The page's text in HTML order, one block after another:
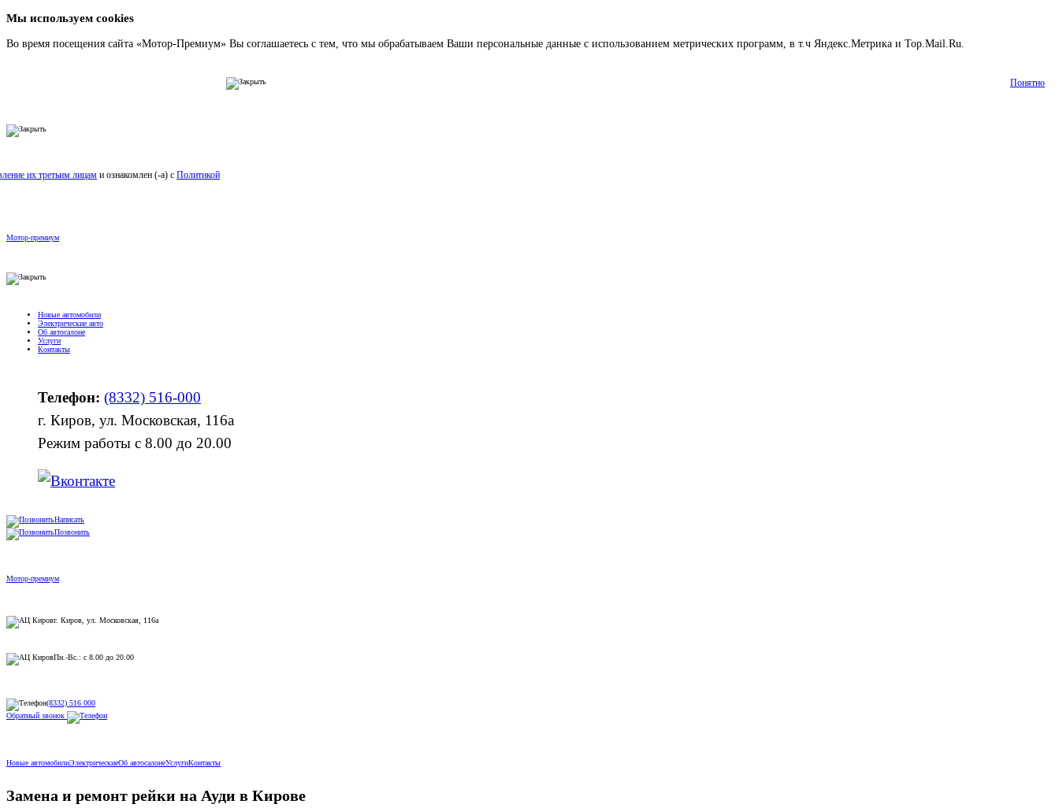
Мы используем cookies
Во время посещения сайта «Мотор-Премиум» Вы соглашаетесь с тем, что мы обрабатываем Ваши персональные данные с использованием метрических программ, в т.ч Яндекс.Метрика и Top.Mail.Ru.
Понятно
их третьим лицам и ознакомлен (-а) c Политикой
Мотор-премиум
Новые автомобили
Электрические авто
Об автосалоне
Услуги
Контакты
Телефон: (8332) 516-000
г. Киров, ул. Московская, 116а
Режим работы с 8.00 до 20.00
Написать
Позвонить
Мотор-премиум
г. Киров, ул. Московская, 116а
Пн.-Вс.: с 8.00 до 20.00
(8332) 516 000
Обратный звонок
Новые автомобилиЭлектрическиеОб автосалонеУслугиКонтакты
Замена и ремонт рейки на Ауди в Кирове